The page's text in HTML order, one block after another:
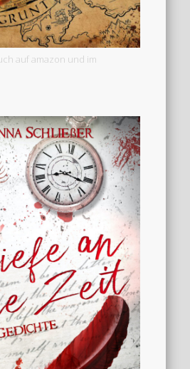
auf amazon und im